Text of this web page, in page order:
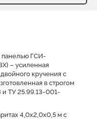
на КП
панелью ГСИ-
– усиленная
кручения с
в строгом
и ТУ 25.99.13-001-
4,0х2,0х0,5 м с